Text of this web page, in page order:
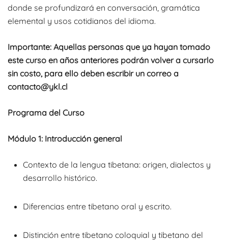
donde se profundizará en conversación, gramática
elemental y usos cotidianos del idioma.
Importante: Aquellas personas que ya hayan tomado
este curso en años anteriores podrán volver a cursarlo
sin costo, para ello deben escribir un correo a
contacto@ykl.cl
Programa del Curso
Módulo 1: Introducción general
Contexto de la lengua tibetana: origen, dialectos y
desarrollo histórico.
Diferencias entre tibetano oral y escrito.
Distinción entre tibetano coloquial y tibetano del